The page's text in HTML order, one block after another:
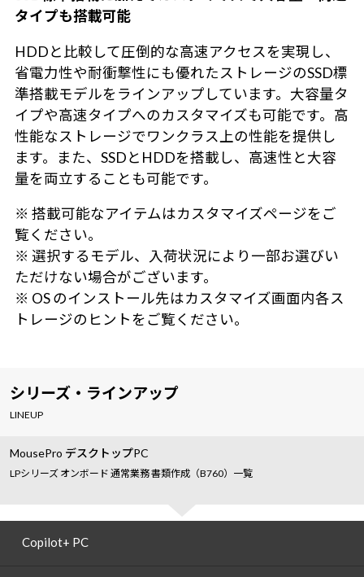
タイプも搭載可能
HDDと比較して圧倒的な高速アクセスを実現し、
省電力性や耐衝撃性にも優れたストレージのSSD標
準搭載モデルをラインアップしています。大容量タ
イプや高速タイプへのカスタマイズも可能です。高
性能なストレージでワンクラス上の性能を提供し
ます。また、SSDとHDDを搭載し、高速性と大容
量を両立することも可能です。
※ 搭載可能なアイテムはカスタマイズページをご
覧ください。
※ 選択するモデル、入荷状況により一部お選びい
ただけない場合がございます。
※ OS のインストール先はカスタマイズ画面内各ス
トレージのヒントをご覧ください。
シリーズ・ラインアップ
LINEUP
MousePro デスクトップPC
LPシリーズ オンボード 通常業務 書類作成（B760）一覧
Copilot+ PC